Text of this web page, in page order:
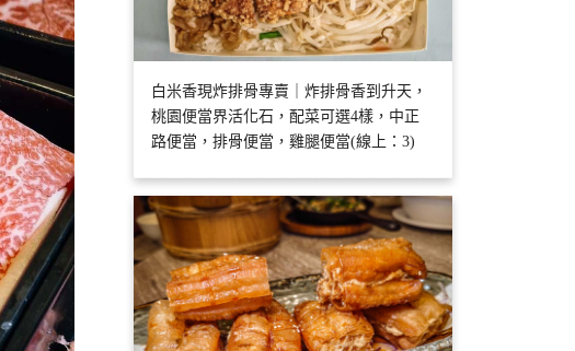
白米香現炸排骨專賣｜炸排骨香到升天，
桃園便當界活化石，配菜可選4樣，中正
路便當，排骨便當，雞腿便當(線上：3)